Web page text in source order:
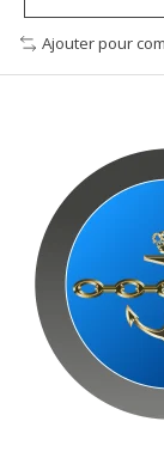
Ajouter pour